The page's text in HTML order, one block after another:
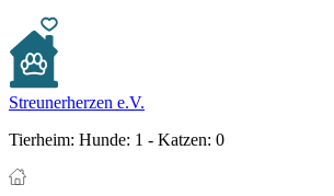
Streunerherzen e.V.
Tierheim: Hunde: 1 - Katzen: 0